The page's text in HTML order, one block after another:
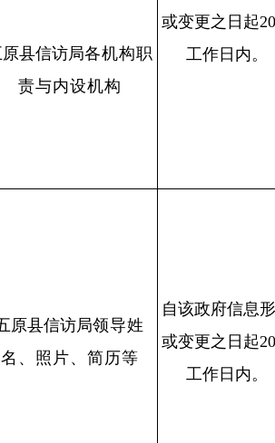
或变更之 日起
工作 日内。
县信访局各机构职
责与内设机构
原县信访局领导姓
名、照片、简历等
自该政府信息
或变更之 日起
工作 日内。